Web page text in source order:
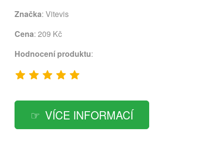
Značka: Vitevis
Cena: 209 Kč
Hodnocení produktu:
VÍCE INFORMACÍ